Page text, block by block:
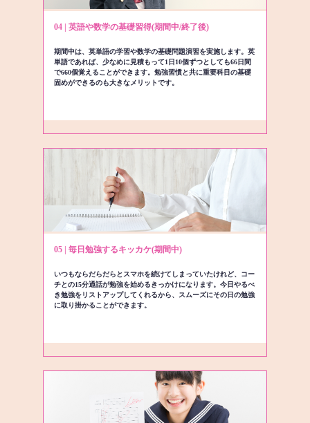
04 | 英語や数学の基礎習得(期間中/終了後)
期間中は、英単語の学習や数学の基礎問題演習を実施します。英
単語であれば、少なめに見積もって1日10個ずつとしても66日間
で660個覚えることができます。勉強習慣と共に重要科目の基礎
固めができるのも大きなメリットです。
05 | 毎日勉強するキッカケ(期間中)
いつもならだらだらとスマホを続けてしまっていたけれど、コー
チとの15分通話が勉強を始めるきっかけになります。今日やるべ
き勉強をリストアップしてくれるから、スムーズにその日の勉強
に取り掛かることができます。